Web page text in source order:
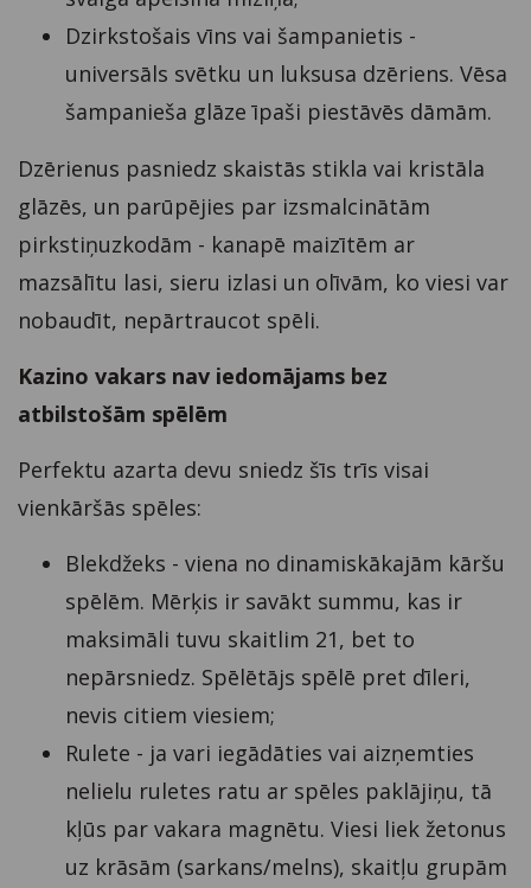
Dzirkstošais vīns vai šampanietis -
universāls svētku un luksusa dzēriens. Vēsa
šampanieša glāze īpaši piestāvēs dāmām.
Dzērienus pasniedz skaistās stikla vai kristāla
glāzēs, un parūpējies par izsmalcinātām
pirkstiņuzkodām - kanapē maizītēm ar
mazsālītu lasi, sieru izlasi un olīvām, ko viesi var
nobaudīt, nepārtraucot spēli.
Kazino vakars nav iedomājams bez
atbilstošām spēlēm
Perfektu azarta devu sniedz šīs trīs visai
vienkāršās spēles:
Blekdžeks - viena no dinamiskākajām kāršu
spēlēm. Mērķis ir savākt summu, kas ir
maksimāli tuvu skaitlim 21, bet to
nepārsniedz. Spēlētājs spēlē pret dīleri,
nevis citiem viesiem;
Rulete - ja vari iegādāties vai aizņemties
nelielu ruletes ratu ar spēles paklājiņu, tā
kļūs par vakara magnētu. Viesi liek žetonus
uz krāsām (sarkans/melns), skaitļu grupām